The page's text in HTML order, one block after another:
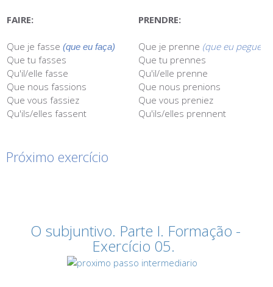
FAIRE:
Que je fasse (que eu faça)
Que tu fasses
Qu'il/elle fasse
Que nous fassions
Que vous fassiez
Qu'ils/elles fassent
PRENDRE:
Que je prenne (que eu pegue/
Que tu prennes
Qu'il/elle prenne
Que nous prenions
Que vous preniez
Qu'ils/elles prennent
Próximo exercício
O subjuntivo. Parte I. Formação -
Exercício 05.